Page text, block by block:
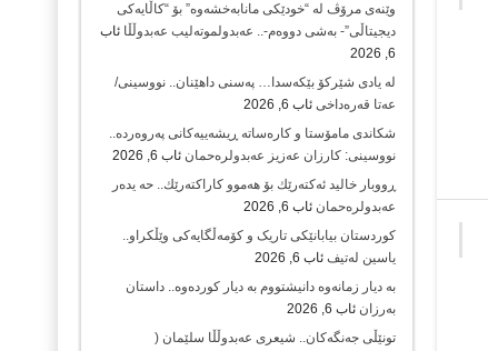
وێنەی مرۆڤ لە “خودێکی مانابەخشەوە” بۆ “کاڵایەکی
دیجیتاڵی”- بەشی دووەم-.. عەبدولموتەلیب عەبدوڵڵا ئاب
6, 2026
لە یادی شێرکۆ بێکەسدا… پەسنی داهێنان.. نووسینی/
عەتا قەرەداخی ئاب 6, 2026
شکاندی مامۆستا و کارەساتە ڕیشەییەکانی پەروەردە..
نووسینی: کارزان عەزیز عەبدولرەحمان ئاب 6, 2026
ڕووبار خالید ئەكتەرێك بۆ هەموو كاراكتەرێك.. حه یدەر
عەبدولرەحمان ئاب 6, 2026
کوردستان بیابانێکی تاریک و کۆمەڵگایەکی وێڵکراو..
یاسین لەتیف ئاب 6, 2026
بە دیار زمانەوە دانیشتووم بە دیار کوردەوە.. داستان
بەرزان ئاب 6, 2026
تونێڵی جەنگەکان.. شیعری عەبدوڵڵا سلێمان (